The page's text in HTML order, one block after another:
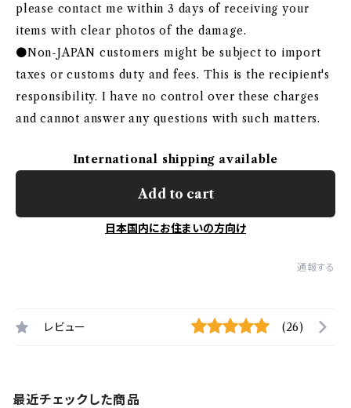
please contact me within 3 days of receiving your
items with clear photos of the damage.
●Non-JAPAN customers might be subject to import
taxes or customs duty and fees. This is the recipient's
responsibility. I have no control over these charges
and cannot answer any questions with such matters.
International shipping available
Add to cart
日本国内にお住まいの方向け
通報する
レビュー (26)
最近チェックした商品